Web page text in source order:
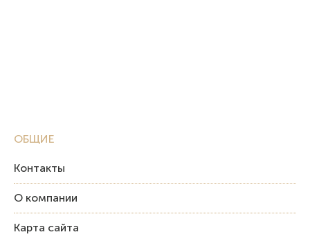
ОБЩИЕ
Контакты
О компании
Карта сайта